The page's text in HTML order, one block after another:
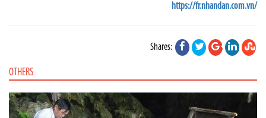
https://fr.nhandan.com.vn/
Shares:
OTHERS